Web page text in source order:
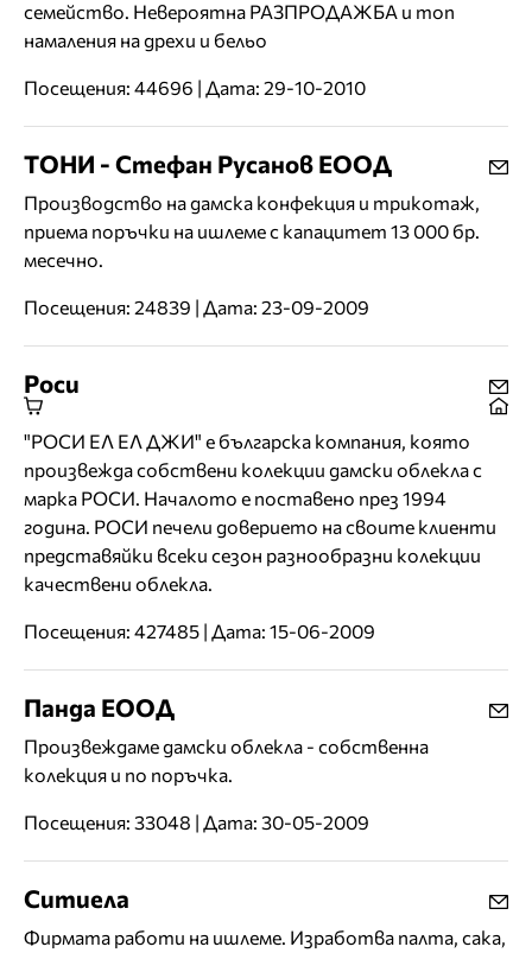
семейство. Невероятна РАЗПРОДАЖБА и топ
намаления на дрехи и бельо
Посещения: 44696 | Дата: 29-10-2010
ТОНИ - Стефан Русанов ЕООД
Производство на дамска конфекция и трикотаж,
приема поръчки на ишлеме с капацитет 13 000 бр.
месечно.
Посещения: 24839 | Дата: 23-09-2009
Роси
"РОСИ ЕЛ ЕЛ ДЖИ" е българска компания, която
произвежда собствени колекции дамски облекла с
марка РОСИ. Началото е поставено през 1994
година. РОСИ печели доверието на своите клиенти
представяйки всеки сезон разнообразни колекции
качествени облекла.
Посещения: 427485 | Дата: 15-06-2009
Панда ЕООД
Произвеждаме дамски облекла - собственна
колекция и по поръчка.
Посещения: 33048 | Дата: 30-05-2009
Ситиела
Фирмата работи на ишлеме. Изработва палта, сака,